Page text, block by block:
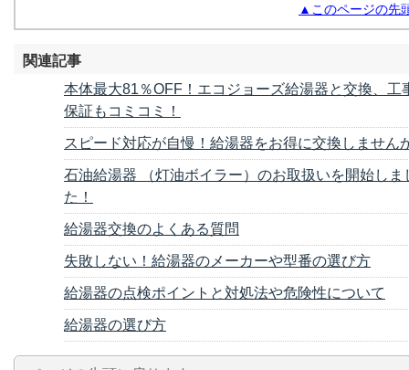
▲このページの先
関連記事
本体最大81％OFF！エコジョーズ給湯器と交換、工
保証もコミコミ！
スピード対応が自慢！給湯器をお得に交換しません
石油給湯器 （灯油ボイラー）のお取扱いを開始しま
た！
給湯器交換のよくある質問
失敗しない！給湯器のメーカーや型番の選び方
給湯器の点検ポイントと対処法や危険性について
給湯器の選び方